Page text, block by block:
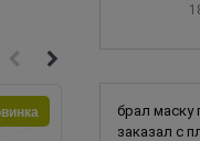
брал маску
заказал с